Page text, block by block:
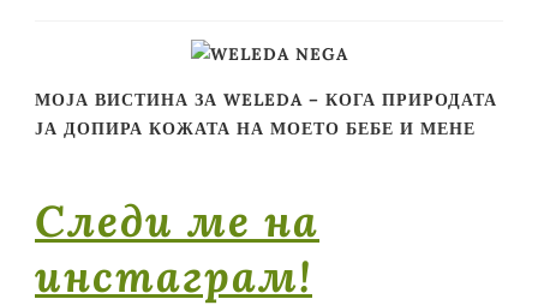
МОЈА ВИСТИНА ЗА WELEDA – КОГА ПРИРОДАТА
ЈА ДОПИРА КОЖАТА НА МОЕТО БЕБЕ И МЕНЕ
Следи ме на
инстаграм!